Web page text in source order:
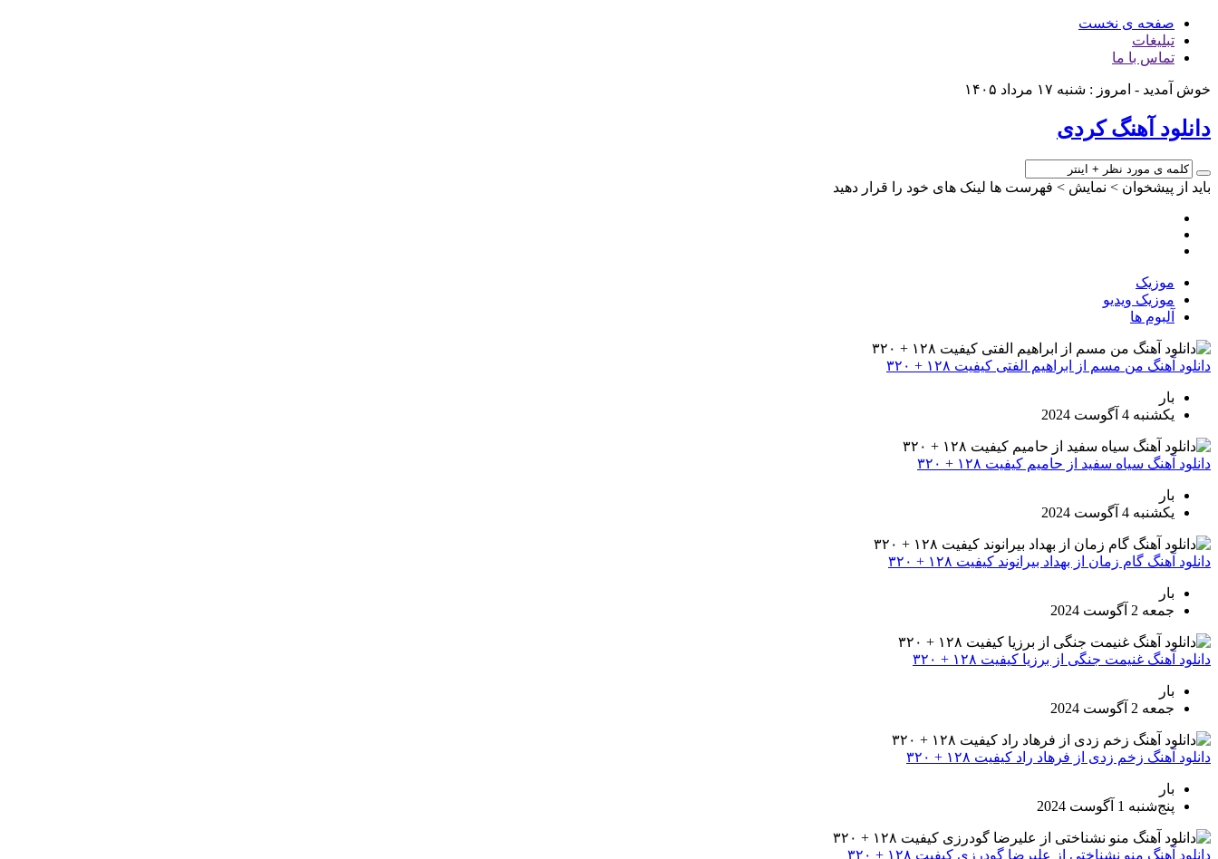
صفحه ی نخست
تبلیغات
تماس با ما
خوش آمدید - امروز : شنبه ۱۷ مرداد ۱۴۰۵
دانلود آهنگ کردی
باید از پیشخوان > نمایش > فهرست ها لینک های خود را قرار دهید
موزیک
موزیک ویدیو
آلبوم ها
دانلود آهنگ من مسم از ابراهیم الفتی کیفیت ۱۲۸ + ۳۲۰
بار
یکشنبه 4 آگوست 2024
دانلود آهنگ سیاه سفید از حامیم کیفیت ۱۲۸ + ۳۲۰
بار
یکشنبه 4 آگوست 2024
دانلود آهنگ گام زمان از بهداد بیرانوند کیفیت ۱۲۸ + ۳۲۰
بار
جمعه 2 آگوست 2024
دانلود آهنگ غنیمت جنگی از برزیا کیفیت ۱۲۸ + ۳۲۰
بار
جمعه 2 آگوست 2024
دانلود آهنگ زخم زدی از فرهاد راد کیفیت ۱۲۸ + ۳۲۰
بار
پنج‌شنبه 1 آگوست 2024
دانلود آهنگ منو نشناختی از علیرضا گودرزی کیفیت ۱۲۸ + ۳۲۰